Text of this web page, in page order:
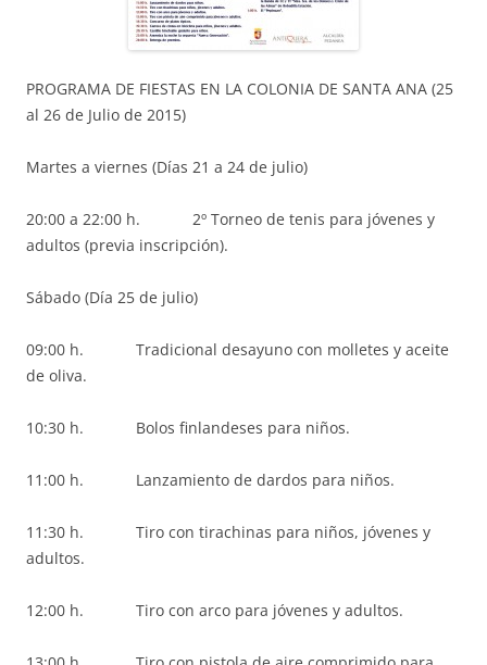
PROGRAMA DE FIESTAS EN LA COLONIA DE SANTA ANA (25
al 26 de Julio de 2015)
Martes a viernes (Días 21 a 24 de julio)
20:00 a 22:00 h. 2º Torneo de tenis para jóvenes y
adultos (previa inscripción).
Sábado (Día 25 de julio)
09:00 h. Tradicional desayuno con molletes y aceite
de oliva.
10:30 h. Bolos finlandeses para niños.
11:00 h. Lanzamiento de dardos para niños.
11:30 h. Tiro con tirachinas para niños, jóvenes y
adultos.
12:00 h. Tiro con arco para jóvenes y adultos.